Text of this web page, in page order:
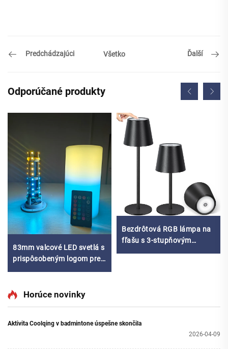
Predchádzajúci Všetko Ďalší
Odporúčané produkty
83mm valcové LED svetlá s
prispôsobeným logom pre
dekoráciu stola
Bezdrôtová RGB lámpa na
fľašu s 3-stupňovým
Horúce novinky
Aktivita Coolqing v badmintone úspešne skončila
2026-04-09